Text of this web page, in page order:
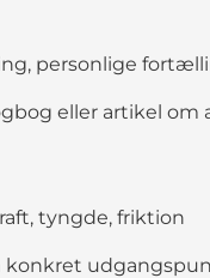
personlige
eller artikel
tyngde, friktion